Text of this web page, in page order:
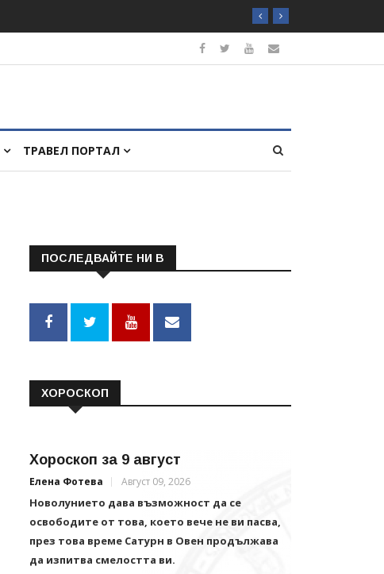
ТРАВЕЛ ПОРТАЛ
ПОСЛЕДВАЙТЕ НИ В
ХОРОСКОП
Хороскоп за 9 август
Елена Фотева Август 09, 2026
Новолунието дава възможност да се
освободите от това, което вече не ви пасва,
през това време Сатурн в Овен продължава
да изпитва смелостта ви.